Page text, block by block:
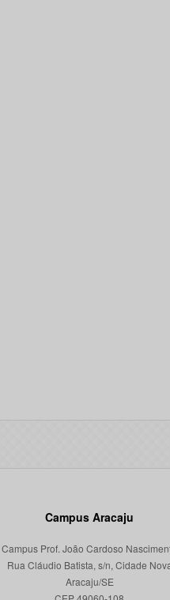
Campus Aracaju
Campus Prof. João Cardoso
Rua Cláudio Batista, s/n, Cidade
Aracaju/SE